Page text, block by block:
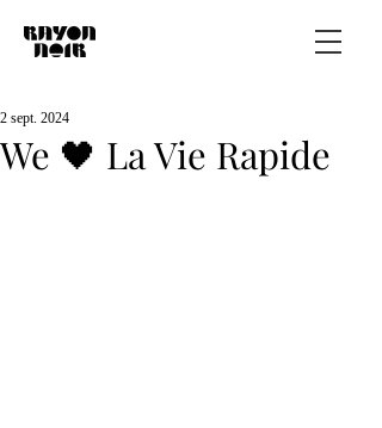
We 🖤 La Vie Rapide
2 sept. 2024